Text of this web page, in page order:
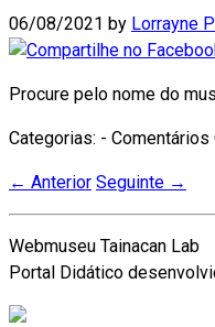
06/08/2021 by Lorrayne
Procure pelo nome do
Categorias: - Comentários
← Anterior Seguinte →
Webmuseu Tainacan Lab
Portal Didático